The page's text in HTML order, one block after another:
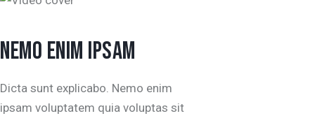
NEMO ENIM IPSAM
Dicta sunt explicabo. Nemo enim
ipsam voluptatem quia voluptas sit